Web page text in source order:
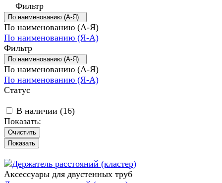
Фильтр
По наименованию (А-Я)
По наименованию (А-Я)
По наименованию (Я-А)
Фильтр
По наименованию (А-Я)
По наименованию (А-Я)
По наименованию (Я-А)
Статус
В наличии (16)
Показать:
Очистить
Аксессуары для двустенных труб